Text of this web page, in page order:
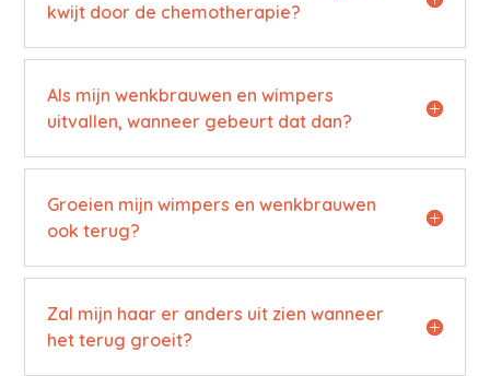
kwijt door de chemotherapie?
Als mijn wenkbrauwen en wimpers
uitvallen, wanneer gebeurt dat dan?
Groeien mijn wimpers en wenkbrauwen
ook terug?
Zal mijn haar er anders uit zien wanneer
het terug groeit?